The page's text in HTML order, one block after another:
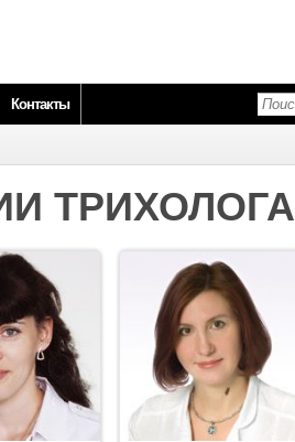
Контакты
ТРИХОЛОГА